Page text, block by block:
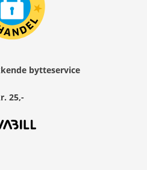
bytteservice
25,-